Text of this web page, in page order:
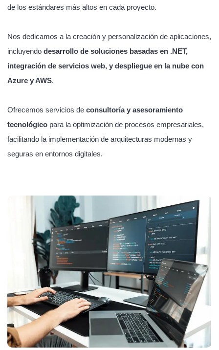
de los estándares más altos en cada proyecto.
Nos dedicamos a la creación y personalización de aplicaciones,
incluyendo desarrollo de soluciones basadas en .NET,
integración de servicios web, y despliegue en la nube con
Azure y AWS.
Ofrecemos servicios de consultoría y asesoramiento
tecnológico para la optimización de procesos empresariales,
facilitando la implementación de arquitecturas modernas y
seguras en entornos digitales.